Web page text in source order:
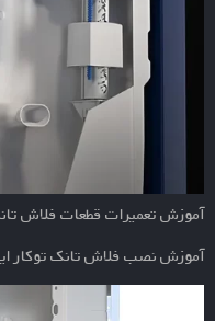
آموزش تعمیرات قطعات فلاش
آموزش نصب فلاش تانک توکار